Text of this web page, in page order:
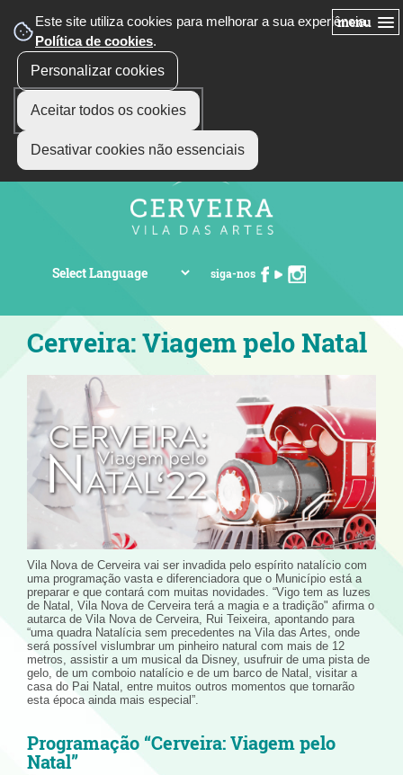
Este site utiliza cookies para melhorar a sua experiência.
Política de cookies.
Personalizar cookies
Aceitar todos os cookies
Desativar cookies não essenciais
menu
siga-nos
Cerveira: Viagem pelo Natal
Vila Nova de Cerveira vai ser invadida pelo espírito natalício com
uma programação vasta e diferenciadora que o Município está a
preparar e que contará com muitas novidades. “Vigo tem as luzes
de Natal, Vila Nova de Cerveira terá a magia e a tradição" afirma o
autarca de Vila Nova de Cerveira, Rui Teixeira, apontando para
“uma quadra Natalícia sem precedentes na Vila das Artes, onde
será possível vislumbrar um pinheiro natural com mais de 12
metros, assistir a um musical da Disney, usufruir de uma pista de
gelo, de um comboio natalício e de um barco de Natal, visitar a
casa do Pai Natal, entre muitos outros momentos que tornarão
esta época ainda mais especial”.
Programação “Cerveira: Viagem pelo
Natal”